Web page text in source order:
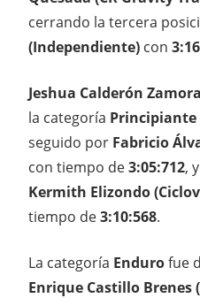
cerrando la tercera
(Independiente) con
Jeshua Calderón Zamora
la categoría Principiante
seguido por Fabricio
con tiempo de3:05:712,
Kermith Elizondo
tiempo de3:10:568.
La categoría Endurofue
Enrique Castillo Brenes